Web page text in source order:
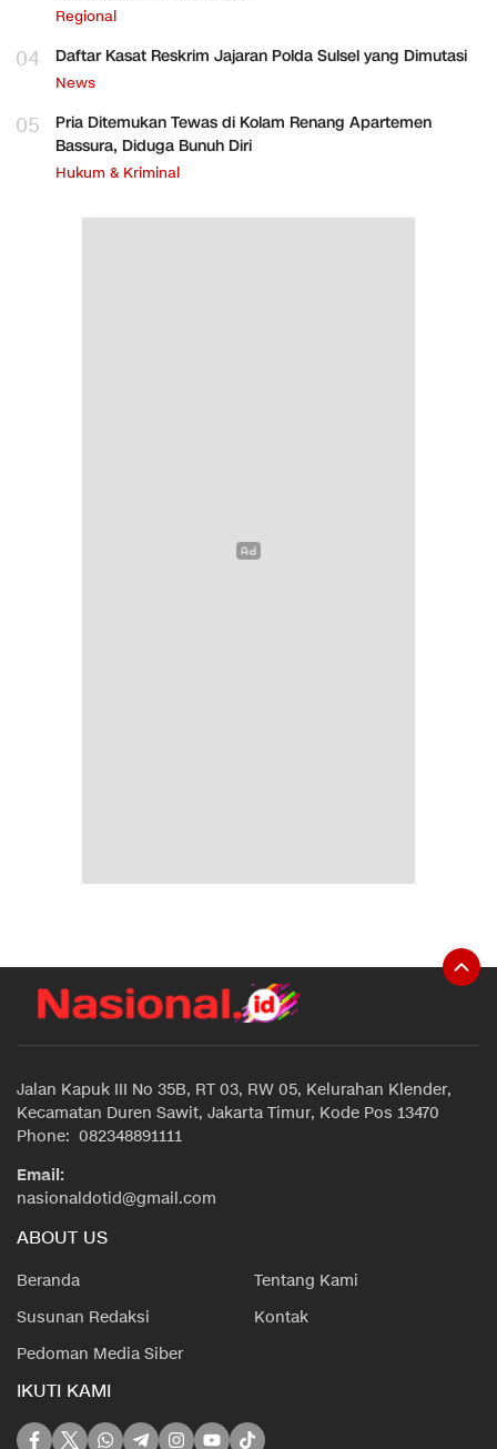
Regional
04 Daftar Kasat Reskrim Jajaran Polda Sulsel yang Dimutasi
News
05
Pria Ditemukan Tewas di Kolam Renang Apartemen
Bassura, Diduga Bunuh Diri
Hukum & Kriminal
Jalan Kapuk III No 35B, RT 03, RW 05, Kelurahan Klender,
Kecamatan Duren Sawit, Jakarta Timur, Kode Pos 13470
Phone: 082348891111
Email:
nasionaldotid@gmail.com
ABOUT US
Beranda
Tentang Kami
Susunan Redaksi
Kontak
Pedoman Media Siber
IKUTI KAMI